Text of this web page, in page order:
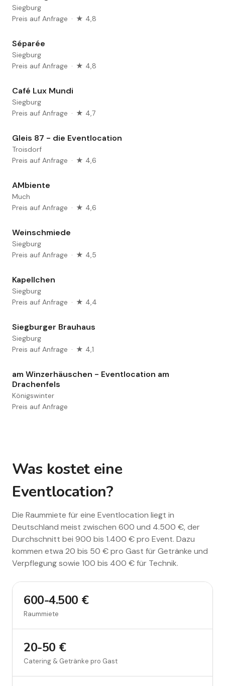
Siegburg
Preis auf Anfrage · ★ 4,8
Séparée
Siegburg
Preis auf Anfrage · ★ 4,8
Café Lux Mundi
Siegburg
Preis auf Anfrage · ★ 4,7
Gleis 87 - die Eventlocation
Troisdorf
Preis auf Anfrage · ★ 4,6
AMbiente
Much
Preis auf Anfrage · ★ 4,6
Weinschmiede
Siegburg
Preis auf Anfrage · ★ 4,5
Kapellchen
Siegburg
Preis auf Anfrage · ★ 4,4
Siegburger Brauhaus
Siegburg
Preis auf Anfrage · ★ 4,1
am Winzerhäuschen - Eventlocation am
Drachenfels
Königswinter
Preis auf Anfrage
Was kostet eine
Eventlocation?
Die Raummiete für eine Eventlocation liegt in
Deutschland meist zwischen 600 und 4.500 €, der
Durchschnitt bei 900 bis 1.400 € pro Event. Dazu
kommen etwa 20 bis 50 € pro Gast für Getränke und
Verpflegung sowie 100 bis 400 € für Technik.
600-4.500 €
Raummiete
20-50 €
Catering & Getränke pro Gast